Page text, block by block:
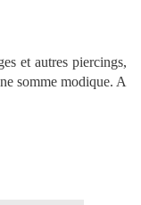
et autres piercings,
somme modique. A